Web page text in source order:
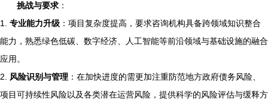
挑战与要求 ：
1. 专业能力升级 ：项目复杂度提高，要求咨询机构具备跨领域知识整合
能力，熟悉绿色低碳、数字经济、人工智能等前沿领域与基础设施的融合
应用。
2.
风险识别与管理 ：在加快进度的需更加注重防范地方政府债务风险、
项目可持续性风险以及各类潜在运营风险，提供科学的风险评估与缓释方